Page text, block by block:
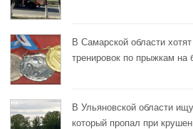
В Самарской области
тренировок по прыжкам на
В Ульяновской области
который пропал при